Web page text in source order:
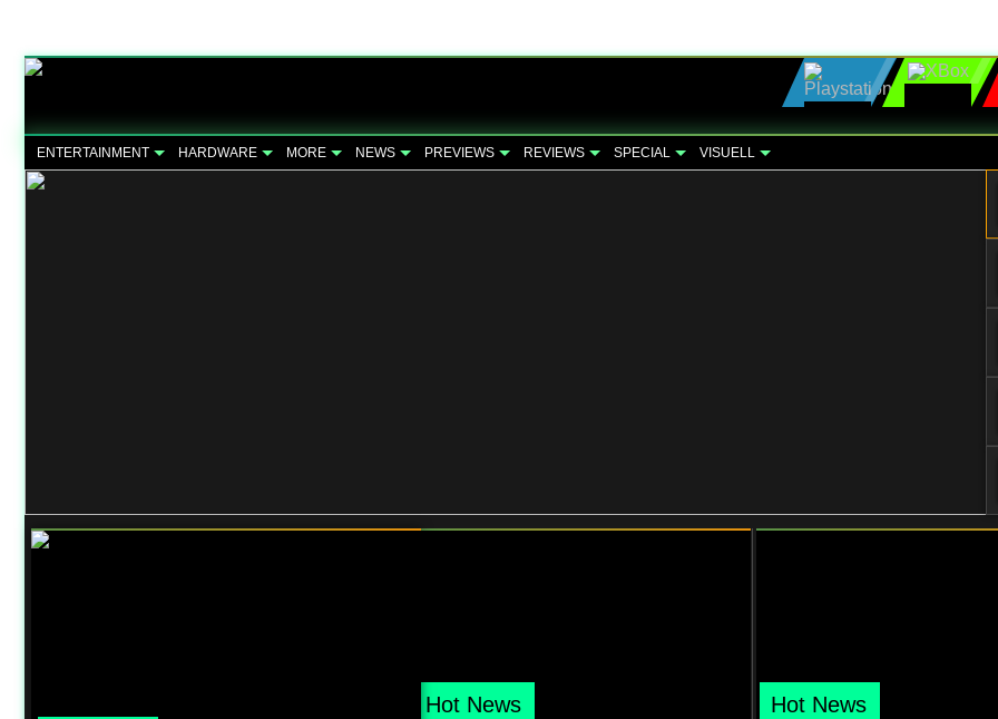
ENTERTAINMENT HARDWARE MORE NEWS PREVIEWS REVIEWS SPECIAL VISUELL
Hot News Hot News